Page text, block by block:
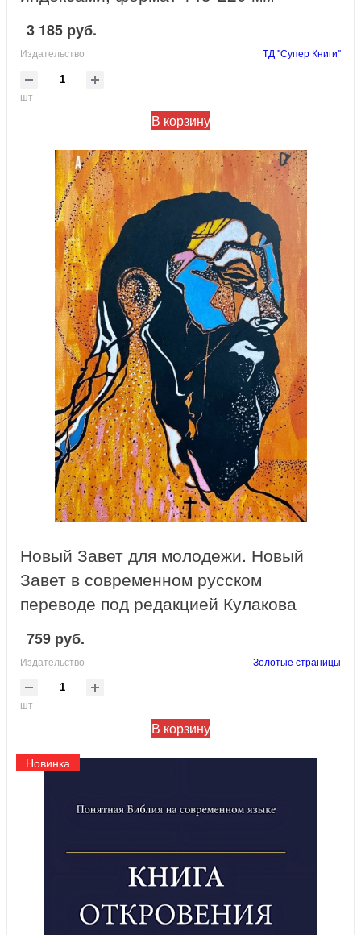
3 185 руб.
Издательство ТД "Супер Книги"
шт
В корзину
Новый Завет для молодежи. Новый
Завет в современном русском
переводе под редакцией Кулакова
759 руб.
Издательство Золотые страницы
шт
В корзину
Новинка